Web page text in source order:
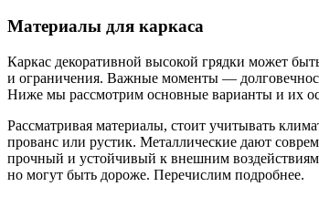
Материалы для каркаса
Каркас декоративной высокой грядки может
и ограничения. Важные моменты —
Ниже мы рассмотрим основные варианты и их
Рассматривая материалы, стоит учитывать
прованс или рустик. Металлические дают
прочный и устойчивый к внешним
но могут быть дороже. Перечислим подробнее.